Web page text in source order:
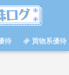
待 買物系優待